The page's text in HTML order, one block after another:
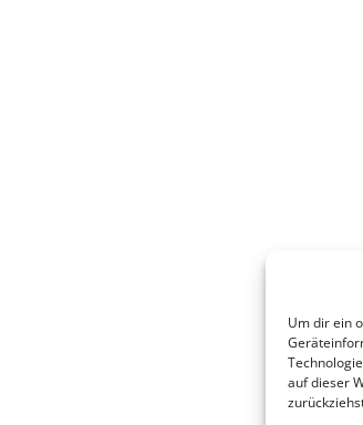
Um dir ein
auf dieser